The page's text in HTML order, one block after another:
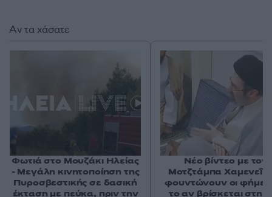
Αν τα χάσατε
Φωτιά στο Μουζάκι Ηλείας
- Μεγάλη κινητοποίηση της
Πυροσβεστικής σε δασική
έκταση με πεύκα, πριν την
Νέο βίντεο με τον
Μοτζτάμπα Χαμενεΐ
φουντώνουν οι φήμες
το αν βρίσκεται στη